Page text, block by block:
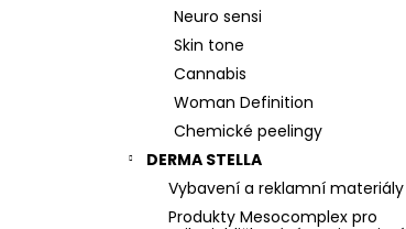
Neuro sensi
Skin tone
Cannabis
Woman Definition
Chemické peelingy
DERMA STELLA
Vybavení a reklamní materiály
Produkty Mesocomplex pro